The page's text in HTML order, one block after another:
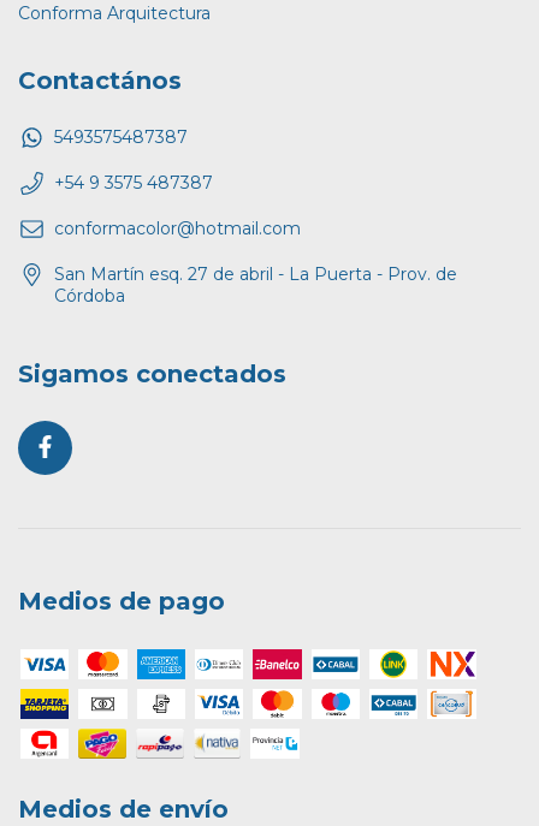
Conforma Arquitectura
Contactános
5493575487387
+54 9 3575 487387
conformacolor@hotmail.com
San Martín esq. 27 de abril - La Puerta - Prov. de
Córdoba
Sigamos conectados
Medios de pago
Medios de envío